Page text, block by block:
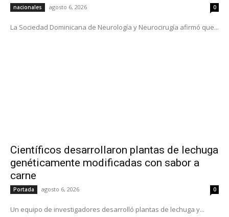
nacionales agosto 6, 2026 0
La Sociedad Dominicana de Neurología y Neurocirugía afirmó que...
Científicos desarrollaron plantas de lechuga
genéticamente modificadas con sabor a
carne
Portada agosto 6, 2026 0
Un equipo de investigadores desarrolló plantas de lechuga y...